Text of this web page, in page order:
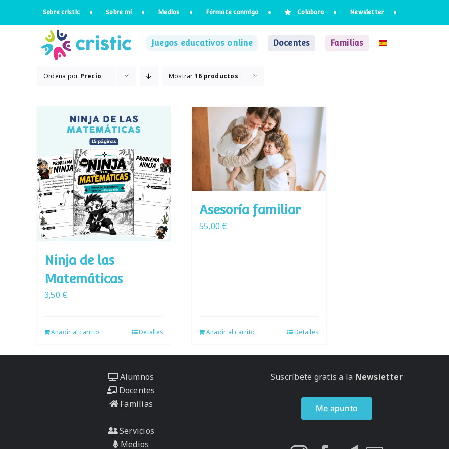
Sobre cristic Sobre mí Medios Fórmate conmigo Colabora Newsletter
Juegos educativos online Docentes Familias
Ordena por Precio Mostrar 16 productos
Ninja de las
Matemáticas
3,50 €
Añadir al carrito Detalles
Asesoría familiar
55,00 €
Añadir al carrito Detalles
Alumnos
Docentes
Familias
Servicios
Medios
Suscríbete gratis a la Newsletter
Me apunto